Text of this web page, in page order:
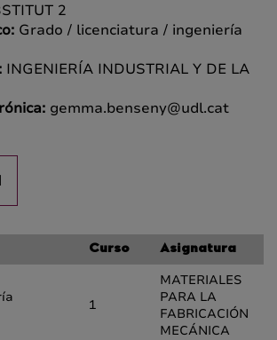
2
Grado / licenciatura / ingeniería
INGENIERÍA INDUSTRIAL Y DE LA
gemma.benseny@udl.cat
Curso Asignatura
1
MATERIALES
PARA LA
FABRICACIÓN
MECÁNICA